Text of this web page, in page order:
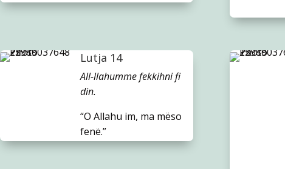
Lutja 14
All-llahumme fekkihni fi
din.
“O Allahu im, ma mëso
fenë.”